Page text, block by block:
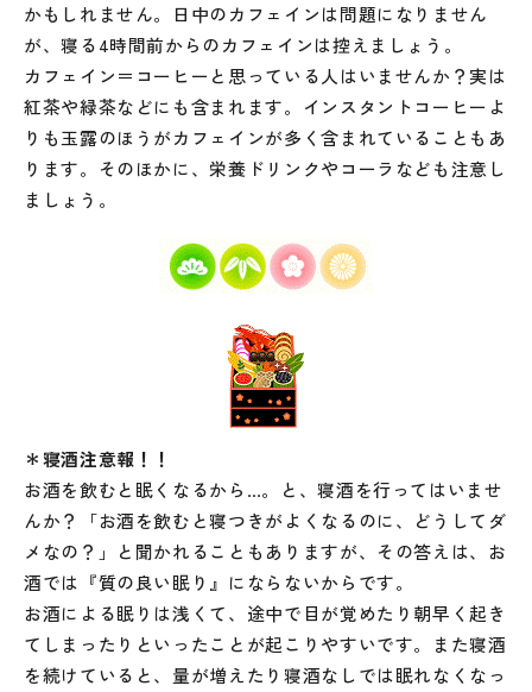
かもしれません。日中のカフェインは問題になりません
が、寝る4時間前からのカフェインは控えましょう。
カフェイン＝コーヒーと思っている人はいませんか？実は
紅茶や緑茶などにも含まれます。インスタントコーヒーよ
りも玉露のほうがカフェインが多く含まれていることもあ
ります。そのほかに、栄養ドリンクやコーラなども注意し
ましょう。
＊寝酒注意報！！
お酒を飲むと眠くなるから…。と、寝酒を行ってはいませ
んか？「お酒を飲むと寝つきがよくなるのに、どうしてダ
メなの？」と聞かれることもありますが、その答えは、お
酒では『質の良い眠り』にならないからです。
お酒による眠りは浅くて、途中で目が覚めたり朝早く起き
てしまったりといったことが起こりやすいです。また寝酒
を続けていると、量が増えたり寝酒なしでは眠れなくなっ